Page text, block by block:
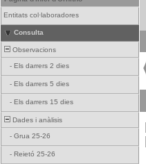
Entitats col·laboradores
Consulta
Observacions
- Els darrers 2 dies
- Els darrers 5 dies
- Els darrers 15 dies
Dades i anàlisis
- Grua 25-26
- Reietó 25-26